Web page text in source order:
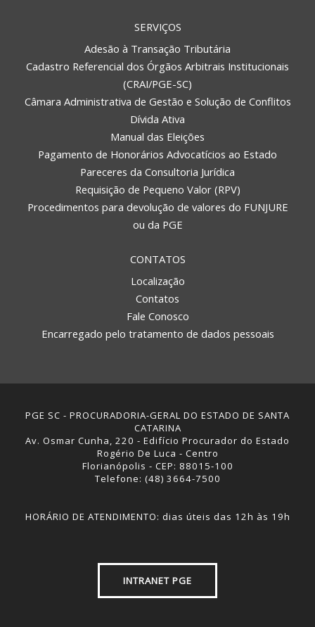
SERVIÇOS
Adesão à Transação Tributária
Cadastro Referencial dos Órgãos Arbitrais Institucionais
(CRAI/PGE-SC)
Câmara Administrativa de Gestão e Solução de Conflitos
Dívida Ativa
Manual das Eleições
Pagamento de Honorários Advocatícios ao Estado
Pareceres da Consultoria Jurídica
Requisição de Pequeno Valor (RPV)
Procedimentos para devolução de valores do FUNJURE
ou da PGE
CONTATOS
Localização
Contatos
Fale Conosco
Encarregado pelo tratamento de dados pessoais
PGE SC - PROCURADORIA-GERAL DO ESTADO DE SANTA
CATARINA
Av. Osmar Cunha, 220 - Edifício Procurador do Estado
Rogério De Luca - Centro
Florianópolis - CEP: 88015-100
Telefone: (48) 3664-7500
HORÁRIO DE ATENDIMENTO: dias úteis das 12h às 19h
INTRANET PGE